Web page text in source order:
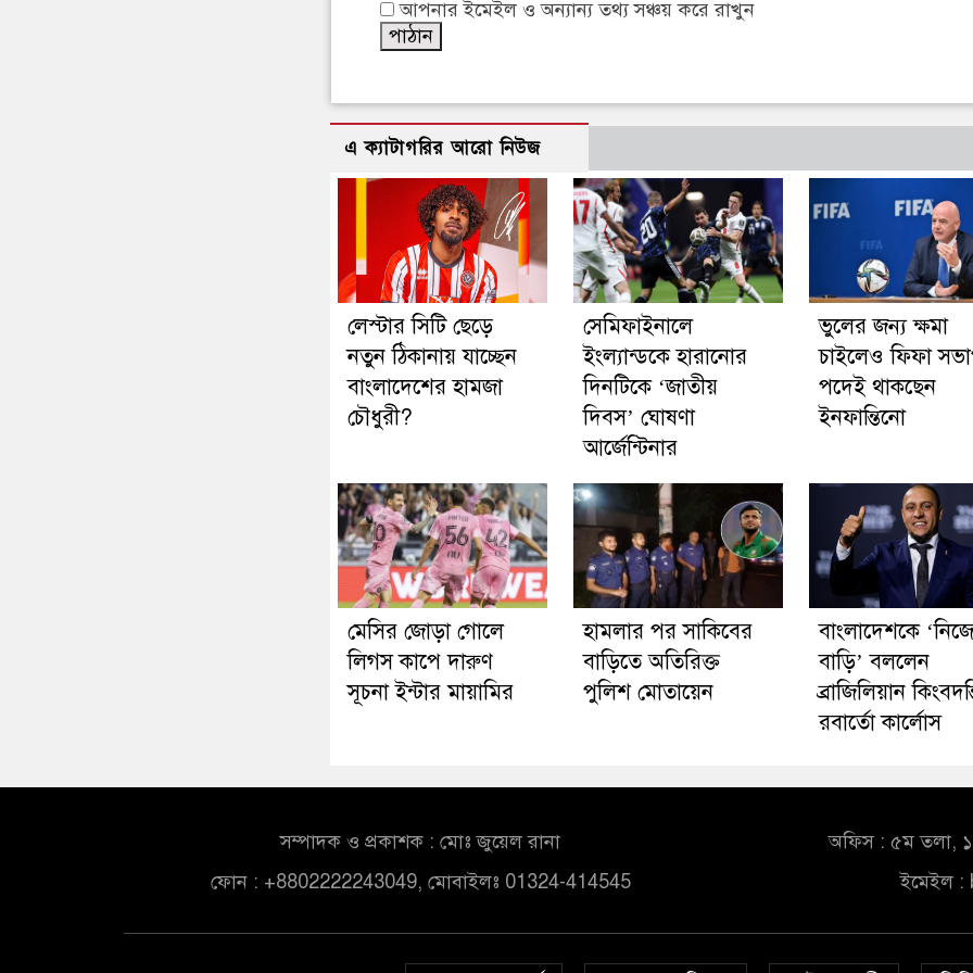
আপনার ইমেইল ও অন্যান্য তথ্য সঞ্চয় করে রাখুন
এ ক্যাটাগরির আরো নিউজ
লেস্টার সিটি ছেড়ে
নতুন ঠিকানায় যাচ্ছেন
বাংলাদেশের হামজা
চৌধুরী?
সেমিফাইনালে
ইংল্যান্ডকে হারানোর
দিনটিকে ‘জাতীয়
দিবস’ ঘোষণা
আর্জেন্টিনার
ভুলের জন্য ক্ষমা
চাইলেও ফিফা
পদেই থাকছেন
ইনফান্তিনো
মেসির জোড়া গোলে
লিগস কাপে দারুণ
সূচনা ইন্টার মায়ামির
হামলার পর সাকিবের
বাড়িতে অতিরিক্ত
পুলিশ মোতায়েন
বাংলাদেশকে
বাড়ি’ বললেন
ব্রাজিলিয়ান
রবার্তো কার্লোস
সম্পাদক ও প্রকাশক : মোঃ জুয়েল রানা
ফোন : +8802222243049, মোবাইলঃ 01324-414545
অফিস : ৫ম তলা,
ইমেইল :